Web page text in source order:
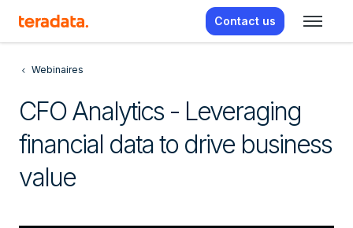
Contact us
Webinaires
CFO Analytics - Leveraging
financial data to drive business
value